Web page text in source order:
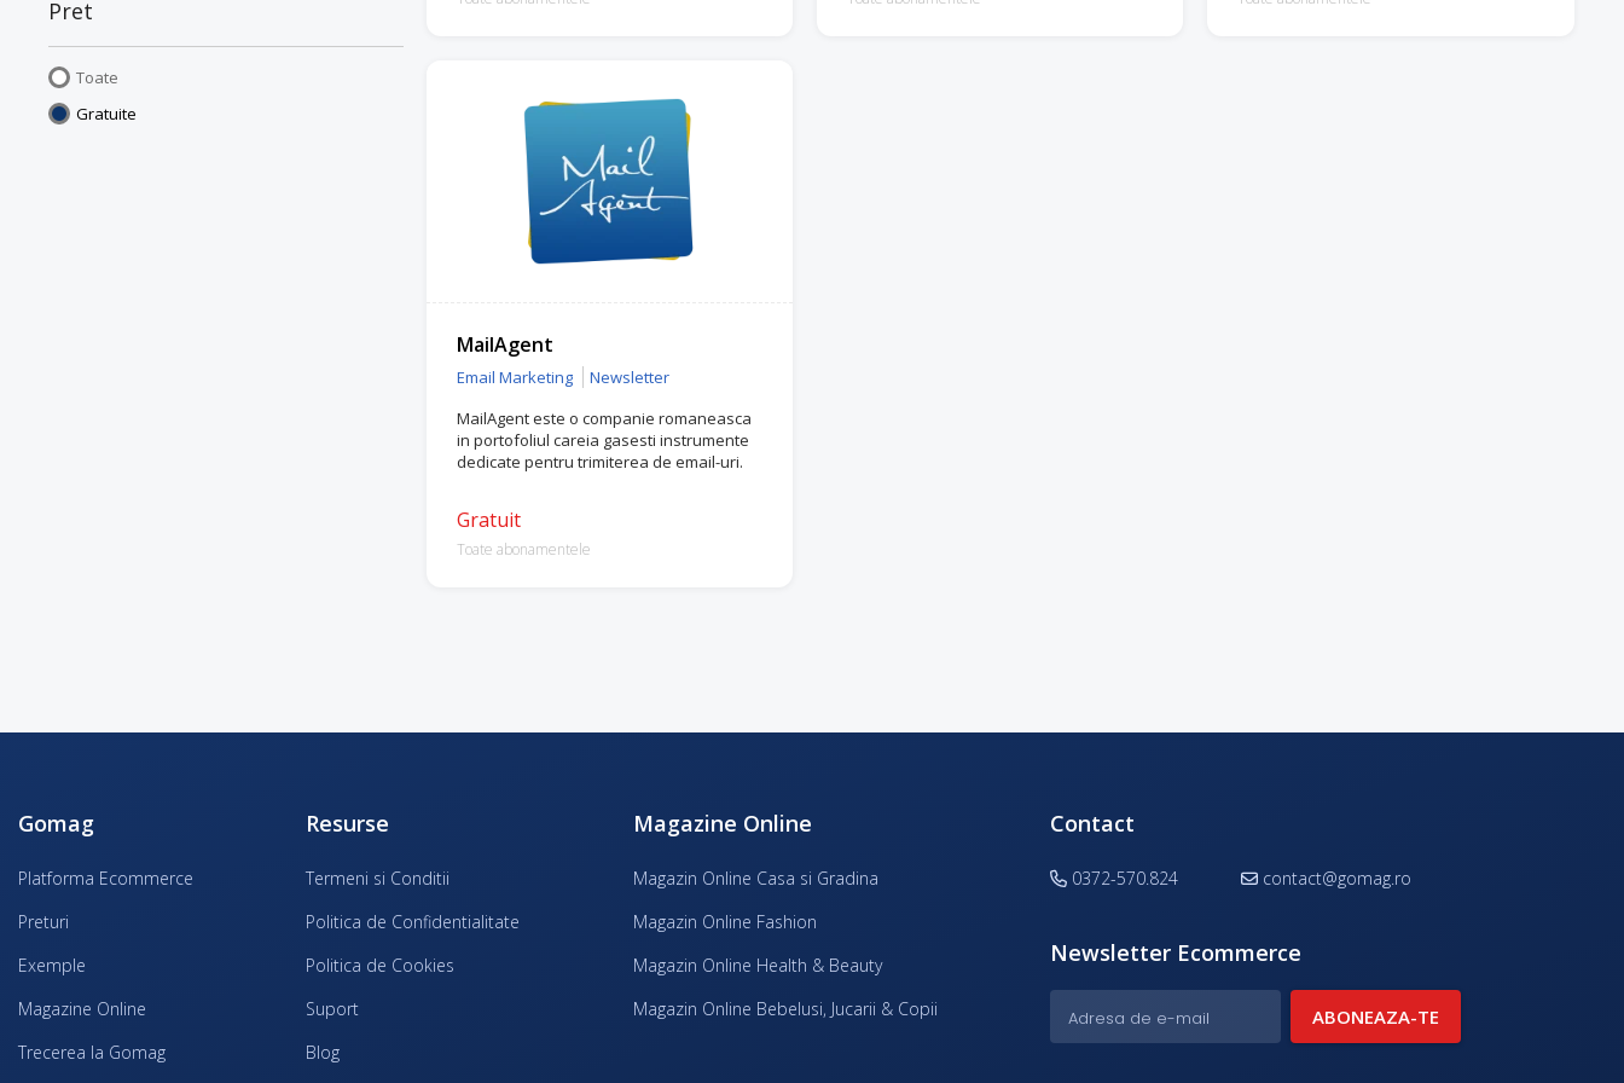
Pret
Toate
Gratuite
MailAgent
Email Marketing
Newsletter
MailAgent este o companie romaneasca
in portofoliul careia gasesti instrumente
dedicate pentru trimiterea de email-uri.
Gratuit
Toate abonamentele
Gomag
Platforma Ecommerce
Preturi
Exemple
Magazine Online
Trecerea la Gomag
Resurse
Termeni si Conditii
Politica de Confidentialitate
Politica de Cookies
Suport
Blog
Magazine Online
Magazin Online Casa si Gradina
Magazin Online Fashion
Magazin Online Health & Beauty
Magazin Online Bebelusi, Jucarii & Copii
Contact
0372-570.824 contact@gomag.ro
Newsletter Ecommerce